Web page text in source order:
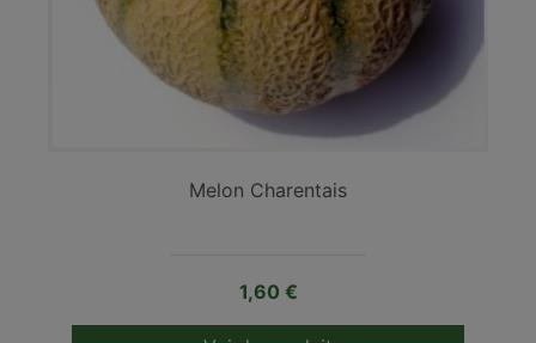
Melon Charentais
Prix
1,60 €